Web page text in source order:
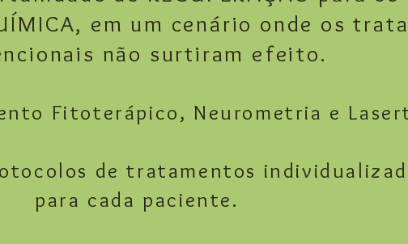
, em um cenário onde os
não surtiram efeito.
Fitoterápico, Neurometria e
de tratamentos
para cada paciente.